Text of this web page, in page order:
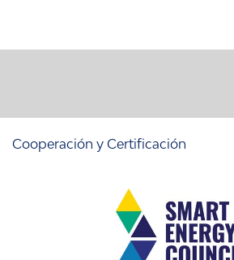
Cooperación y Certificación